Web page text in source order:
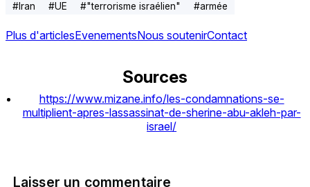
#Iran #UE #"terrorisme israélien" #armée
Plus d'articlesEvenementsNous soutenirContact
Sources
https://www.mizane.info/les-condamnations-se-
multiplient-apres-lassassinat-de-sherine-abu-akleh-par-
israel/
Laisser un commentaire